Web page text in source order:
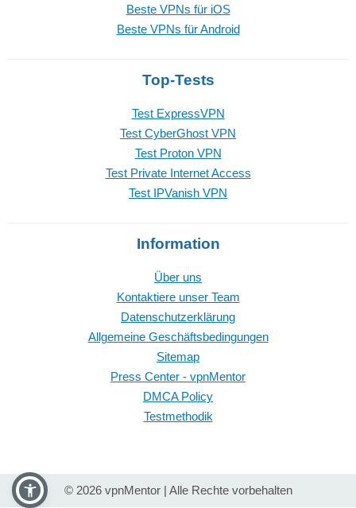
Beste VPNs für iOS
Beste VPNs für Android
Top-Tests
Test ExpressVPN
Test CyberGhost VPN
Test Proton VPN
Test Private Internet Access
Test IPVanish VPN
Information
Über uns
Kontaktiere unser Team
Datenschutzerklärung
Allgemeine Geschäftsbedingungen
Sitemap
Press Center - vpnMentor
DMCA Policy
Testmethodik
© 2026 vpnMentor | Alle Rechte vorbehalten